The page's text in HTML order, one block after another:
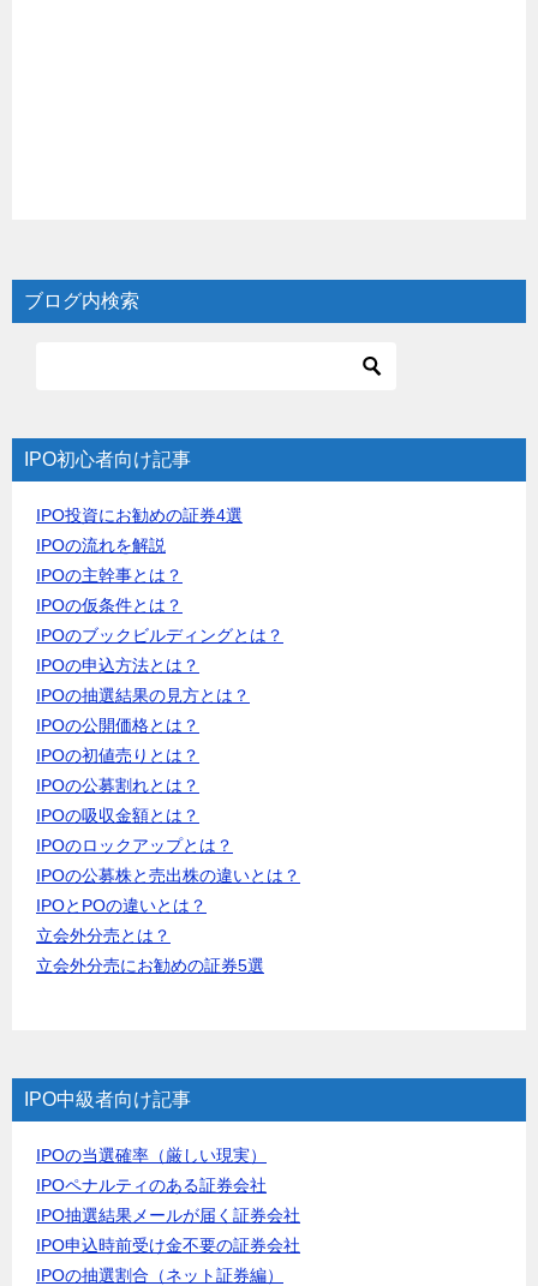
ブログ内検索
IPO初心者向け記事
IPO投資にお勧めの証券4選
IPOの流れを解説
IPOの主幹事とは？
IPOの仮条件とは？
IPOのブックビルディングとは？
IPOの申込方法とは？
IPOの抽選結果の見方とは？
IPOの公開価格とは？
IPOの初値売りとは？
IPOの公募割れとは？
IPOの吸収金額とは？
IPOのロックアップとは？
IPOの公募株と売出株の違いとは？
IPOとPOの違いとは？
立会外分売とは？
立会外分売にお勧めの証券5選
IPO中級者向け記事
IPOの当選確率（厳しい現実）
IPOペナルティのある証券会社
IPO抽選結果メールが届く証券会社
IPO申込時前受け金不要の証券会社
IPOの抽選割合（ネット証券編）